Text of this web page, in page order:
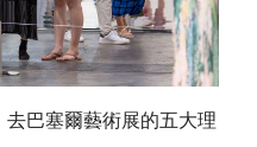
巴塞爾藝術展的五大理